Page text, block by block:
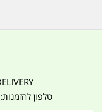
טלפון להזמנות: 052-3214741